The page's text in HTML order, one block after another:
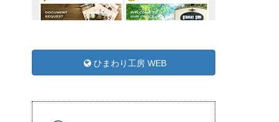
ひまわり工房 WEB